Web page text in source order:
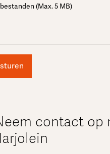
bestanden (Max. 5 MB)
contact op